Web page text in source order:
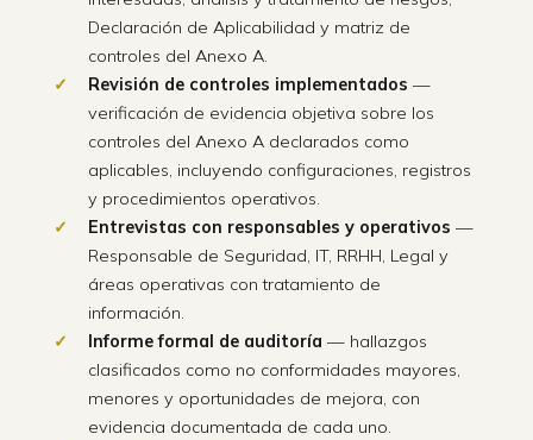
Declaración de Aplicabilidad y matriz de
controles del Anexo A.
Revisión de controles implementados —
verificación de evidencia objetiva sobre los
controles del Anexo A declarados como
aplicables, incluyendo configuraciones, registros
y procedimientos operativos.
Entrevistas con responsables y operativos —
Responsable de Seguridad, IT, RRHH, Legal y
áreas operativas con tratamiento de
información.
Informe formal de auditoría — hallazgos
clasificados como no conformidades mayores,
menores y oportunidades de mejora, con
evidencia documentada de cada uno.